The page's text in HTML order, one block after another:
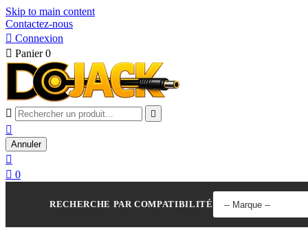
Skip to main content
Contactez-nous
 Connexion
 Panier 0
 

Annuler

 0
RECHERCHE PAR COMPATIBILITÉ